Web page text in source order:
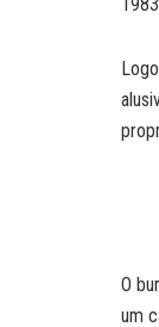
O
um